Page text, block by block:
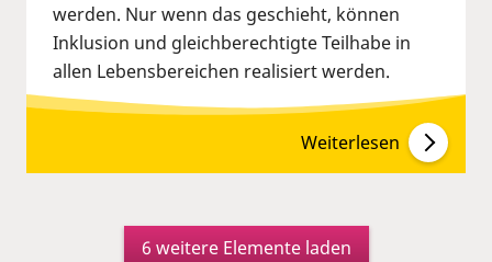
werden. Nur wenn das geschieht, können
Inklusion und gleichberechtigte Teilhabe in
allen Lebensbereichen realisiert werden.
Weiterlesen
6 weitere Elemente laden